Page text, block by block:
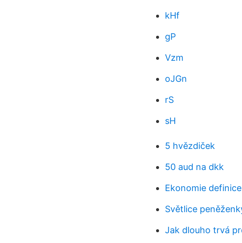
kHf
gP
Vzm
oJGn
rS
sH
5 hvězdiček
50 aud na dkk
Ekonomie
Světlice
Jak dlouho trvá